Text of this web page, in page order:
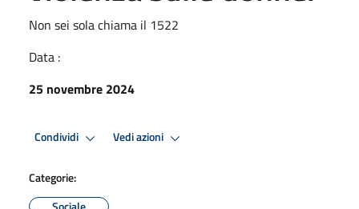
Non sei sola chiama il 1522
Data :
25 novembre 2024
Condividi Vedi azioni
Categorie: